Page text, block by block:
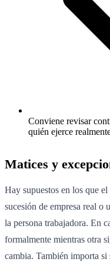
Conviene revisar
quién ejerce
Matices y
Hay supuestos en los que
sucesión de empresa real o
la persona trabajadora. En
formalmente mientras otra
cambia. También importa si